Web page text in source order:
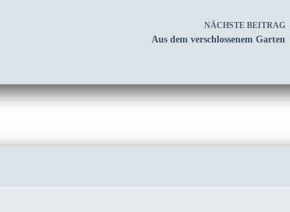
NÄCHSTEBEITRAG
Aus dem verschlossenem Garten